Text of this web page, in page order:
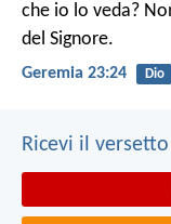
che io lo veda?
del Signore.
Geremia 23:24 Dio
Ricevi il